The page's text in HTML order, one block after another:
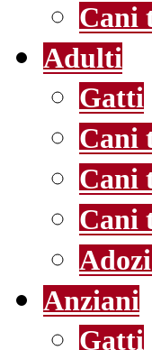
Cani
Adulti
Gatti
Cani
Cani
Cani
Anziani
Gatti